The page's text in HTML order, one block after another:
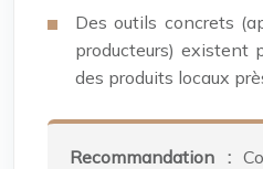
Des outils concrets
producteurs) existent
des produits locaux
Recommandation :